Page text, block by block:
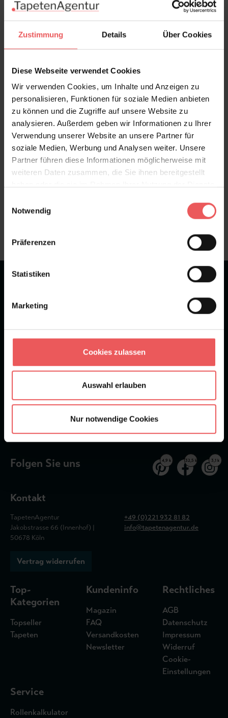
Zustimmung Details Über Cookies
Diese Webseite verwendet Cookies
Wir verwenden Cookies, um Inhalte und Anzeigen zu
personalisieren, Funktionen für soziale Medien anbieten
zu können und die Zugriffe auf unsere Website zu
analysieren. Außerdem geben wir Informationen zu Ihrer
Verwendung unserer Website an unsere Partner für
soziale Medien, Werbung und Analysen weiter. Unsere
Partner führen diese Informationen möglicherweise mit
weiteren Daten zusammen, die Sie ihnen bereitgestellt
Notwendig
Präferenzen
Statistiken
Marketing
Cookies zulassen
Auswahl erlauben
Nur notwendige Cookies
Produktdetails
Versand & Zahlung
Bewertungen
FAQ Teilen!
Frage stellen
Newsletter
Abonnieren
Informationen zum Datenschutz.
Folgen Sie uns 4,9 k 32,5 k 3,1 k
Kontakt
TapetenAgentur
Jakobstrasse 66 (Innenhof) |
50678 Köln
+49 (0)221 932 81 82
info@tapetenagentur.de
Vertrag widerrufen
Top-
Kategorien
Topseller
Tapeten
Kundeninfo
Magazin
FAQ
Versandkosten
Newsletter
Rechtliches
AGB
Datenschutz
Impressum
Widerruf
Cookie-
Einstellungen
Service
Rollenkalkulator